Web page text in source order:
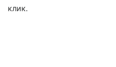
клик.